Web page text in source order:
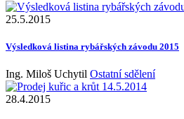
25.5.2015
Výsledková listina rybářských závodu 2015
Ing. Miloš Uchytil Ostatní sdělení
28.4.2015